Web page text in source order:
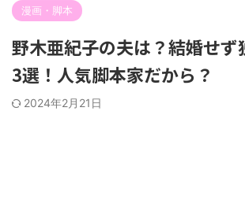
漫画・脚本
野木亜紀子の夫は？結婚せず
3選！人気脚本家だから？
2024年2月21日